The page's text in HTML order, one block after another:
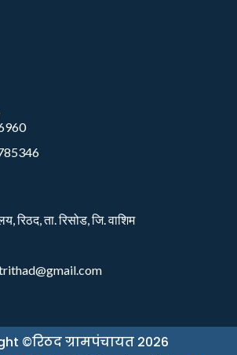
रिठद, ता. रिसोड, जि. वाशिम
©रिठद ग्रामपंचायत 2026